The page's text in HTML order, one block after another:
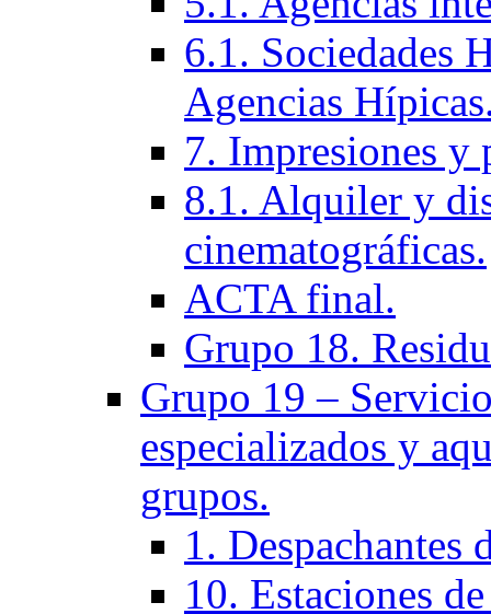
6.1. Sociedades
Agencias
7. Impresiones
8.1. Alquiler y
cinematográficas.
ACTA final.
Grupo 18.
Grupo 19 –
especializados y
grupos.
1. Despachantes
10. Estaciones